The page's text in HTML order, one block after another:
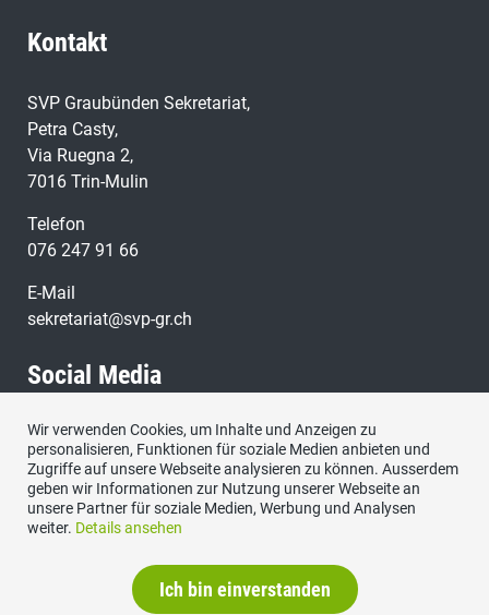
Kontakt
SVP Graubünden Sekretariat,
Petra Casty,
Via Ruegna 2,
7016 Trin-Mulin
Telefon
076 247 91 66
E-Mail
sekretariat@svp-gr.ch
Social Media
Besuchen Sie uns bei:
Datenschutzerklärung|Kontakt
Wir verwenden Cookies, um Inhalte und Anzeigen zu
personalisieren, Funktionen für soziale Medien anbieten und
Zugriffe auf unsere Webseite analysieren zu können. Ausserdem
geben wir Informationen zur Nutzung unserer Webseite an
unsere Partner für soziale Medien, Werbung und Analysen
weiter. Details ansehen
Ich bin einverstanden